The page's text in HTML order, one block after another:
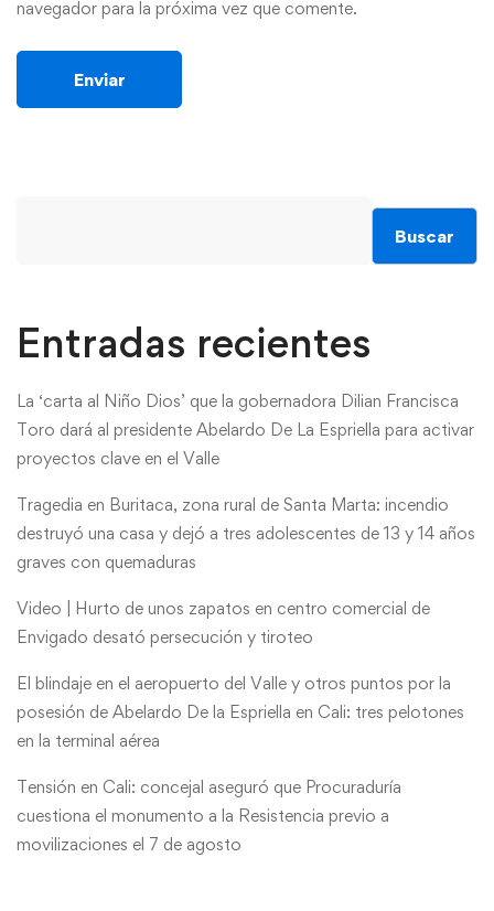
navegador para la próxima vez que comente.
Buscar
Entradas recientes
La ‘carta al Niño Dios’ que la gobernadora Dilian Francisca
Toro dará al presidente Abelardo De La Espriella para activar
proyectos clave en el Valle
Tragedia en Buritaca, zona rural de Santa Marta: incendio
destruyó una casa y dejó a tres adolescentes de 13 y 14 años
graves con quemaduras
Video | Hurto de unos zapatos en centro comercial de
Envigado desató persecución y tiroteo
El blindaje en el aeropuerto del Valle y otros puntos por la
posesión de Abelardo De la Espriella en Cali: tres pelotones
en la terminal aérea
Tensión en Cali: concejal aseguró que Procuraduría
cuestiona el monumento a la Resistencia previo a
movilizaciones el 7 de agosto